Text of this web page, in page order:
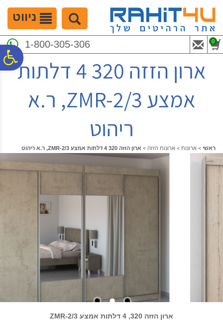
נגישות
המרכזי
ניווט
1-800-305-306 0
ארון הזזה 320 4 דלתות
אמצע ZMR-2/3, ר.א
ריהוט
ראשי > ארונות > ארונות הזזה > ארון הזזה 320 4 דלתות אמצע ZMR-2/3, ר.א ריהוט
ארון הזזה 320, 4 דלתות אמצע ZMR-2/3